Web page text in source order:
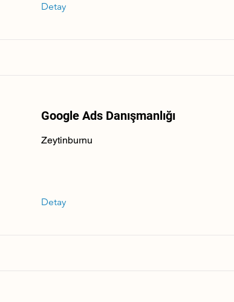
Detay
Google Ads Danışmanlığı
Zeytinburnu
Detay